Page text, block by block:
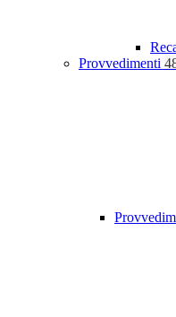
Provvedimenti